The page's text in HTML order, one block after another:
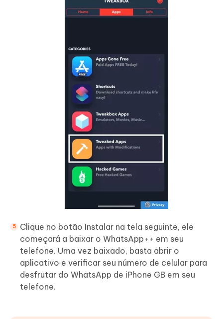
Clique no botão Instalar na tela seguinte, ele
começará a baixar o WhatsApp++ em seu
telefone. Uma vez baixado, basta abrir o
aplicativo e verificar seu número de celular para
desfrutar do WhatsApp de iPhone GB em seu
telefone.